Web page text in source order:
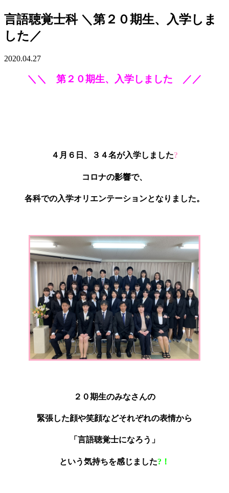
言語聴覚士科 ＼第２０期生、入学しま
した／
2020.04.27
＼＼ 第２０期生、入学しました ／／
４月６日、３４名が入学しました?
コロナの影響で、
各科での入学オリエンテーションとなりました。
２０期生のみなさんの
緊張した顔や笑顔などそれぞれの表情から
「言語聴覚士になろう」
という気持ちを感じました?！